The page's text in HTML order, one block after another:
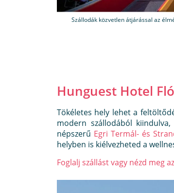
Szállodák közvetlen átjárással az
Hunguest Hotel
Tökéletes hely lehet a
modern szállodából
népszerű Egri Termál- és
helyben is kiélvezheted a
Foglalj szállást vagy nézd meg